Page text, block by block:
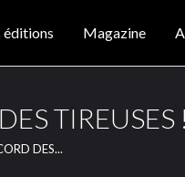
éditions Magazine
TIREUSES !
DES...